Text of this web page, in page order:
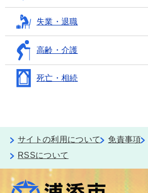
失業・退職
高齢・介護
死亡・相続
サイトの利用について 免責事項
RSSについて